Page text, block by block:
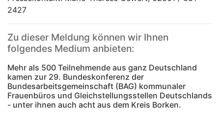
2427
Zu dieser Meldung können wir Ihnen
folgendes Medium anbieten:
Mehr als 500 Teilnehmende aus ganz Deutschland
kamen zur 29. Bundeskonferenz der
Bundesarbeitsgemeinschaft (BAG) kommunaler
Frauenbüros und Gleichstellungsstellen Deutschlands
- unter ihnen auch acht aus dem Kreis Borken.